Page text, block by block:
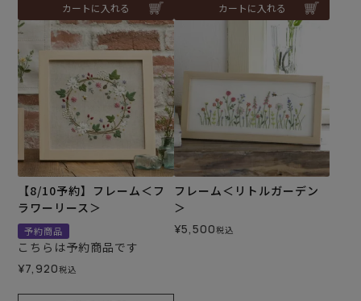
カートに入れる カートに入れる
【8/10予約】フレーム＜フ
ラワーリース＞
予約商品
こちらは予約商品です
¥7,920税込
フレーム＜リトルガーデン
＞
¥5,500税込